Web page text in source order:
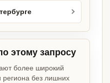
этому запросу
более широкий
региона без лишних